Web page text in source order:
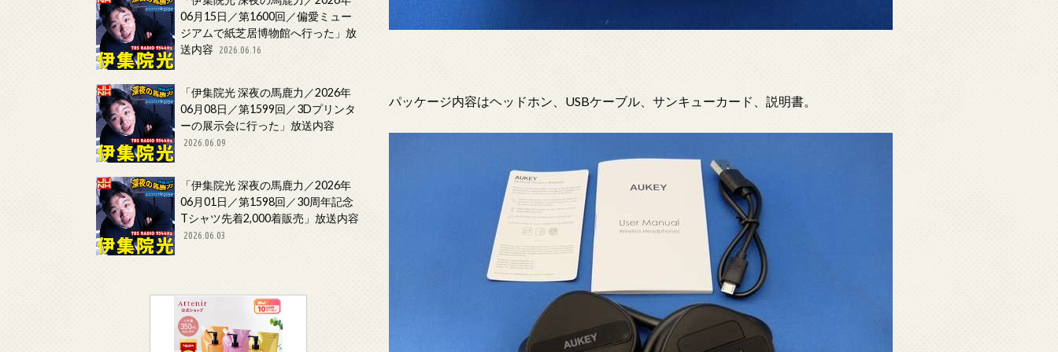
パッケージ内容はヘッドホン、USBケーブル、サンキューカード、説明書。
06月15日／第1600回／偏愛ミュー
ジアムで紙芝居博物館へ行った」放
送内容
2026.06.16
「伊集院光 深夜の馬鹿力／2026年
06月08日／第1599回／3Dプリンタ
ーの展示会に行った」放送内容
2026.06.09
「伊集院光 深夜の馬鹿力／2026年
06月01日／第1598回／30周年記念
Tシャツ先着2,000着販売」放送内容
2026.06.03